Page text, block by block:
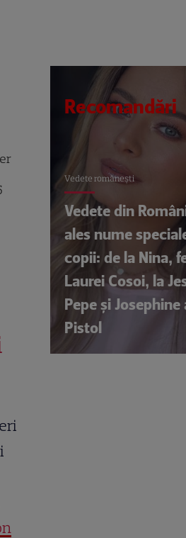
Recomandări
Vedete româneşti
Vedete din
ales nume
copii: de la Nina,
Laurei Cosoi, la
Pepe și Josephine
Pistol